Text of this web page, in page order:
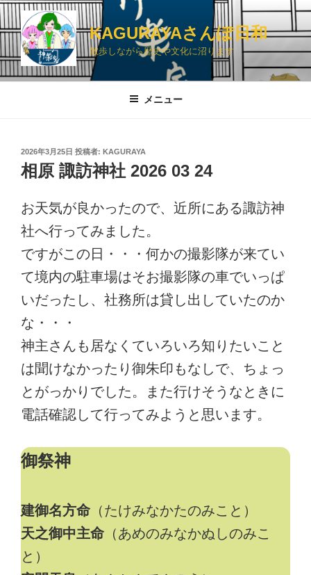
コ
ン
テ
ン
ツ
KAGURAYAさんぽ日和
散歩しながら歴史や文化に沼ります
メニュー
投
稿
日:
2026年3月25日 投稿者: KAGURAYA
相原 諏訪神社 2026 03 24
お天気が良かったので、近所にある諏訪神
社へ行ってみました。
ですがこの日・・・何かの撮影隊が来てい
て境内の駐車場はそお撮影隊の車でいっぱ
いだったし、社務所は貸し出していたのか
な・・・
神主さんも居なくていろいろ知りたいこと
は聞けなかったり御朱印もなしで、ちょっ
とがっかりでした。また行けそうなときに
電話確認して行ってみようと思います。
御祭神
建御名方命 （たけみなかたのみこと）
天之御中主命 （あめのみなかぬしのみこ
と）